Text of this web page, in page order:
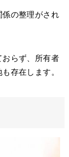
係の整理がされ
らず、所有者
存在します。